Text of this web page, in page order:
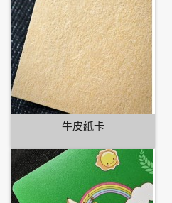
牛皮紙卡